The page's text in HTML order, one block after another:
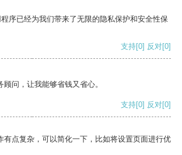
序已经为我们带来了无限的隐私保护和安全性保
支持[0] 反对[0]
问，让我能够省钱又省心。
支持[0] 反对[0]
有点复杂，可以简化一下，比如将设置页面进行优